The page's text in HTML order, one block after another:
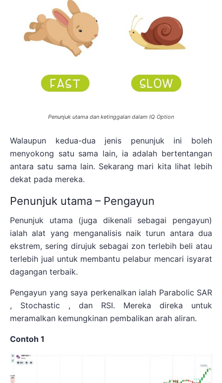
Penunjuk utama dan ketinggalan dalam IQ Option
Walaupun kedua-dua jenis penunjuk ini boleh
menyokong satu sama lain, ia adalah bertentangan
antara satu sama lain. Sekarang mari kita lihat lebih
dekat pada mereka.
Penunjuk utama – Pengayun
Penunjuk utama (juga dikenali sebagai pengayun)
ialah alat yang menganalisis naik turun antara dua
ekstrem, sering dirujuk sebagai zon terlebih beli atau
terlebih jual untuk membantu pelabur mencari isyarat
dagangan terbaik.
Pengayun yang saya perkenalkan ialah Parabolic SAR
, Stochastic , dan RSI. Mereka direka untuk
meramalkan kemungkinan pembalikan arah aliran.
Contoh 1